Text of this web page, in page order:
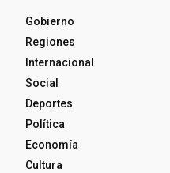
Gobierno
Regiones
Internacional
Social
Deportes
Política
Economía
Cultura